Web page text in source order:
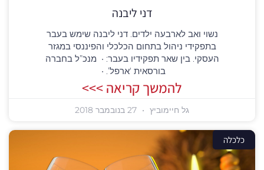
דני ליבנה
נשוי ואב לארבעה ילדים. דני ליבנה שימש בעבר
בתפקידי ניהול בתחום הכלכלי והפיננסי במגזר
העסקי. בין שאר תפקידיו בעבר: • מנכ”ל בחברה
בורסאית ‘ארפל’. •
להמשך קריאה >>>
גל חיימוביץ
כלכלה